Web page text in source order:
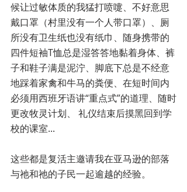
候让过敏体质的我猛打喷嚏、不好意思
戴口罩（村里没有一个人带口罩）、厕
所没有卫生纸也没有纸巾、随身携带的
四件短袖T恤总是湿答答地黏着身体、裤
子和鞋子满是泥泞、脚底下总是不经意
地踩着家禽和牛马的粪便、在短时间内
必须用西班牙语讲“重点式”的道理、随时
更改牧灵计划、 礼仪结束后摸黑回到学
校的课室...
这些都是复活主邀请我在亚马逊的部落
与祂和祂的子民一起逾越的经验。